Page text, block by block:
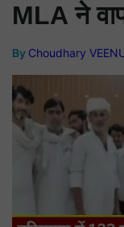
MLA ने
By Choudhary